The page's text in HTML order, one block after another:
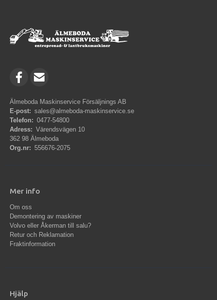
Älmeboda Maskinservice Försäljnings AB
E-post: sales@almeboda-maskinservice.se
Telefon: 0477-54800
Adress: Värendsvägen 10
362 98 Älmeboda
Org.nr: 556676-2075
Mer info
Om oss
Demontering av maskiner
Volvo eller Åkerman till salu?
Retur och Reklamation
Fraktinformation
Hjälp